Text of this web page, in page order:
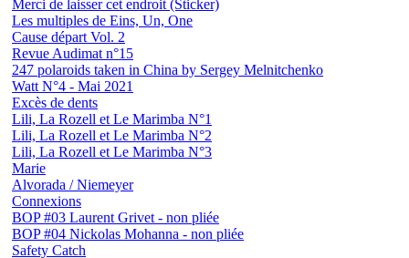
Merci de laisser cet endroit (Sticker)
Les multiples de Eins, Un, One
Cause départ Vol. 2
Revue Audimat n°15
247 polaroids taken in China by Sergey Melnitchenko
Watt N°4 - Mai 2021
Excès de dents
Lili, La Rozell et Le Marimba N°1
Lili, La Rozell et Le Marimba N°2
Lili, La Rozell et Le Marimba N°3
Marie
Alvorada / Niemeyer
Connexions
BOP #03 Laurent Grivet - non pliée
BOP #04 Nickolas Mohanna - non pliée
Safety Catch